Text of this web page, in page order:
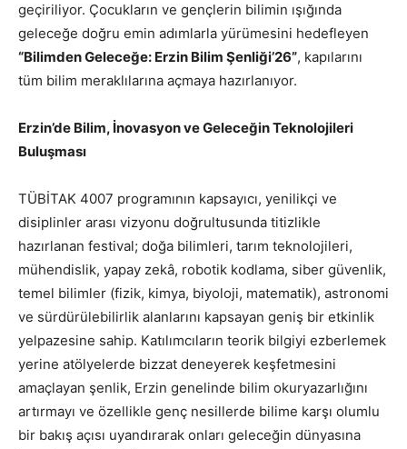
geçiriliyor. Çocukların ve gençlerin bilimin ışığında
geleceğe doğru emin adımlarla yürümesini hedefleyen
“Bilimden Geleceğe: Erzin Bilim Şenliği’26”, kapılarını
tüm bilim meraklılarına açmaya hazırlanıyor.
Erzin’de Bilim, İnovasyon ve Geleceğin Teknolojileri
Buluşması
TÜBİTAK 4007 programının kapsayıcı, yenilikçi ve
disiplinler arası vizyonu doğrultusunda titizlikle
hazırlanan festival; doğa bilimleri, tarım teknolojileri,
mühendislik, yapay zekâ, robotik kodlama, siber güvenlik,
temel bilimler (fizik, kimya, biyoloji, matematik), astronomi
ve sürdürülebilirlik alanlarını kapsayan geniş bir etkinlik
yelpazesine sahip. Katılımcıların teorik bilgiyi ezberlemek
yerine atölyelerde bizzat deneyerek keşfetmesini
amaçlayan şenlik, Erzin genelinde bilim okuryazarlığını
artırmayı ve özellikle genç nesillerde bilime karşı olumlu
bir bakış açısı uyandırarak onları geleceğin dünyasına